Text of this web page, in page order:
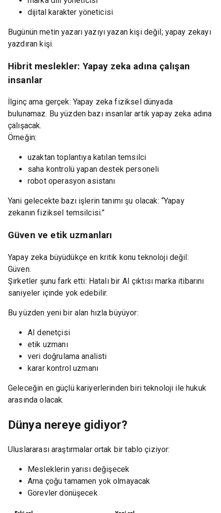
dijital karakter yöneticisi
Bugünün metin yazarı yazıyı yazan kişi değil; yapay zekayı
yazdıran kişi.
Hibrit meslekler: Yapay zeka adına çalışan
insanlar
İlginç ama gerçek: Yapay zeka fiziksel dünyada
bulunamaz. Bu yüzden bazı insanlar artık yapay zeka adına
çalışacak.
Örneğin:
uzaktan toplantıya katılan temsilci
saha kontrolü yapan destek personeli
robot operasyon asistanı
Yani gelecekte bazı işlerin tanımı şu olacak: “Yapay
zekanın fiziksel temsilcisi.”
Güven ve etik uzmanları
Yapay zeka büyüdükçe en kritik konu teknoloji değil:
Güven.
Şirketler şunu fark etti: Hatalı bir AI çıktısı marka itibarını
saniyeler içinde yok edebilir.
Bu yüzden yeni bir alan hızla büyüyor:
AI denetçisi
etik uzmanı
veri doğrulama analisti
karar kontrol uzmanı
Geleceğin en güçlü kariyerlerinden biri teknoloji ile hukuk
arasında olacak.
Dünya nereye gidiyor?
Uluslararası araştırmalar ortak bir tablo çiziyor:
Mesleklerin yarısı değişecek
Ama çoğu tamamen yok olmayacak
Görevler dönüşecek